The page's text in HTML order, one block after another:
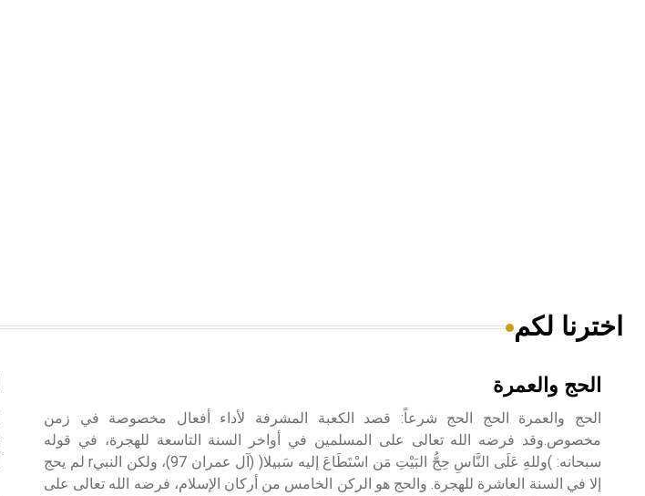
اخترنا لكم
الحج والعمرة
الحج والعمرة الحج الحج شرعاً: قصد الكعبة المشرفة لأداء أفعال مخصوصة في زمن
مخصوص.وقد فرضه الله تعالى على المسلمين في أواخر السنة التاسعة للهجرة، في قوله
سبحانه: )وللهِ عَلَى النَّاسِ حِجُّ البَيْتِ مَن اسْتَطَاعَ إليه سَبيلا( (آل عمران 97)، ولكن النبيr لم يحج
إلا في السنة العاشرة للهجرة. والحج هو الركن الخامس من أركان الإسلام، فرضه الله تعالى على